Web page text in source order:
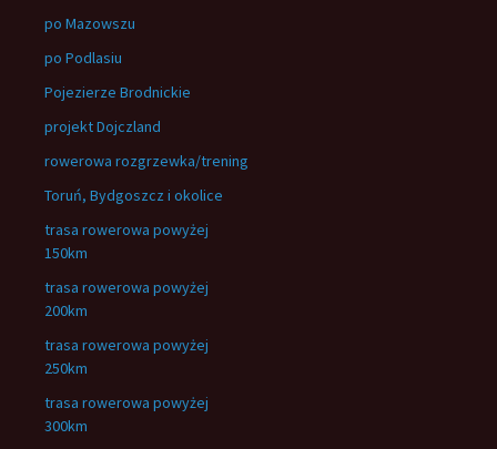
po Mazowszu
po Podlasiu
Pojezierze Brodnickie
projekt Dojczland
rowerowa rozgrzewka/trening
Toruń, Bydgoszcz i okolice
trasa rowerowa powyżej
150km
trasa rowerowa powyżej
200km
trasa rowerowa powyżej
250km
trasa rowerowa powyżej
300km